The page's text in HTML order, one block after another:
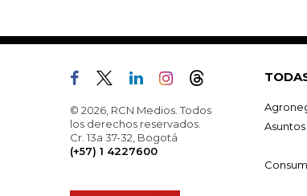
© 2026, RCN Medios. Todos
los derechos reservados.
Cr. 13a 37-32, Bogotá
(+57) 1 4227600